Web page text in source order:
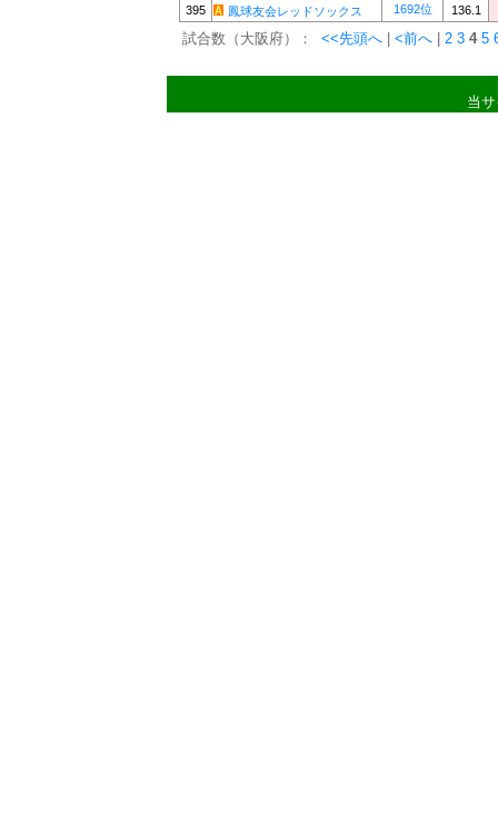
395 鳳球友会レッドソックス 1692位 136.1
試合数（大阪府）： <<先頭へ <前へ 2 3 4 5
当